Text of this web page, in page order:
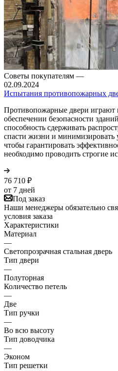
Советы покупателям —
02.09.2024
Испытания противопожарных
Противопожарные двери играют
обеспечении безопасности
способность сдерживать
спасти жизни и
чтобы гарантировать
необходимо проводить строгие
76 710 ₽
от 7 дней
Под заказ
Наши менеджеры обязательно
условия заказа
Характеристики
Материал
—
Светопрозрачная стальная дверь
Тип двери
—
Полуторная
Количество петель
—
Две
Тип ручки
—
Во всю высоту
Тип доводчика
—
Эконом
Тип решетки